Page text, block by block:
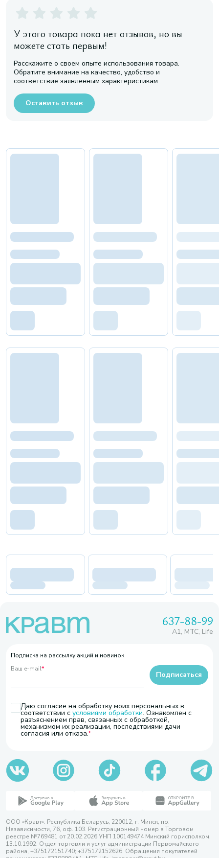
У этого товара пока нет отзывов, но вы
можете стать первым!
Расскажите о своем опыте использования товара.
Обратите внимание на качество, удобство и
соответствие заявленным характеристикам
Оставить отзыв
637-88-99
A1, МТС, Life
Подписка на рассылку акций и новинок
Ваш e-mail*
Даю согласие на обработку моих персональных в
соответствии с условиями обработки. Ознакомлен с
разъяснением прав, связанных с обработкой,
механизмом их реализации, последствиями дачи
согласия или отказа.
Подписаться
ООО «Кравт». Республика Беларусь, 220012, г. Минск, пр.
Независимости, 76, оф. 103. Регистрационный номер в Торговом
реестре №769481 от 20.02.2026 УНП 100149474 Минский горисполком,
13.10.1992. Отдел торговли и услуг администрации Первомайского
района, +375172151740; +375172152626. Обращения покупателей